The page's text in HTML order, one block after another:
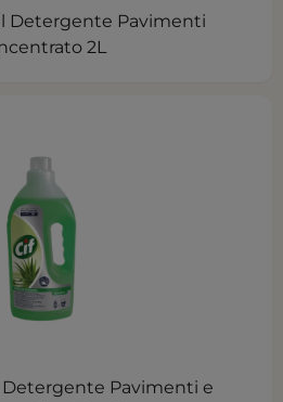
Detergente Pavimenti
2L
Detergente Pavimenti e